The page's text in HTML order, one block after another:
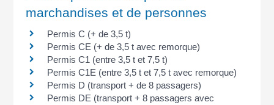
marchandises et de personnes
Permis C (+ de 3,5 t)
Permis CE (+ de 3,5 t avec remorque)
Permis C1 (entre 3,5 t et 7,5 t)
Permis C1E (entre 3,5 t et 7,5 t avec remorque)
Permis D (transport + de 8 passagers)
Permis DE (transport + 8 passagers avec